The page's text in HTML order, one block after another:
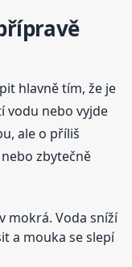
hlavně tím, že je
vodu nebo vyjde
ale o příliš
zbytečně
mokrá. Voda sníží
a mouka se slepí